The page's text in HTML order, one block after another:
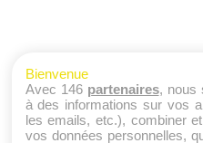
Bienvenue
Avec 146 partenaires, nous
à des informations sur vos
les emails, etc.), combiner
vos données personnelles,